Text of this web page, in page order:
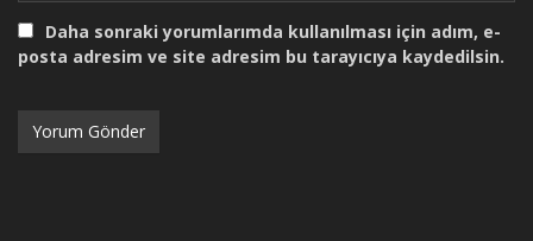
Daha sonraki yorumlarımda kullanılması için adım, e-
posta adresim ve site adresim bu tarayıcıya kaydedilsin.